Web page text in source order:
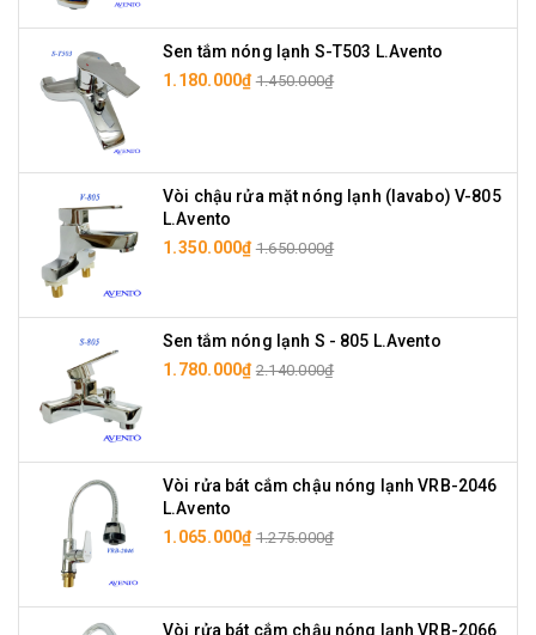
Sen tắm nóng lạnh S-T503 L.Avento
1.180.000₫ 1.450.000₫
Vòi chậu rửa mặt nóng lạnh (lavabo) V-805
L.Avento
1.350.000₫ 1.650.000₫
Sen tắm nóng lạnh S - 805 L.Avento
1.780.000₫ 2.140.000₫
Vòi rửa bát cắm chậu nóng lạnh VRB-2046
L.Avento
1.065.000₫ 1.275.000₫
Vòi rửa bát cắm chậu nóng lạnh VRB-2066